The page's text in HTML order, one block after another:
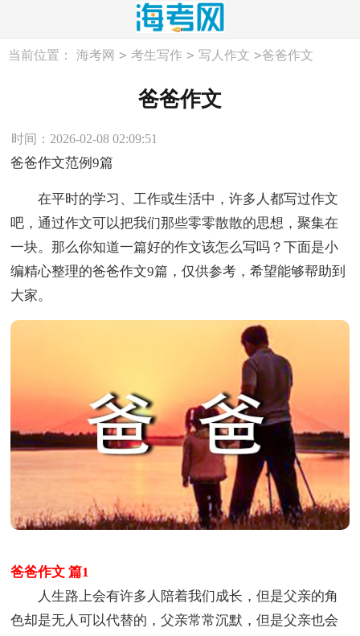
当前位置： 海考网 > 考生写作 > 写人作文 >爸爸作文
爸爸作文
时间：2026-02-08 02:09:51
爸爸作文范例9篇
在平时的学习、工作或生活中，许多人都写过作文
吧，通过作文可以把我们那些零零散散的思想，聚集在
一块。那么你知道一篇好的作文该怎么写吗？下面是小
编精心整理的爸爸作文9篇，仅供参考，希望能够帮助到
大家。
爸爸作文 篇1
人生路上会有许多人陪着我们成长，但是父亲的角
色却是无人可以代替的，父亲常常沉默，但是父亲也会